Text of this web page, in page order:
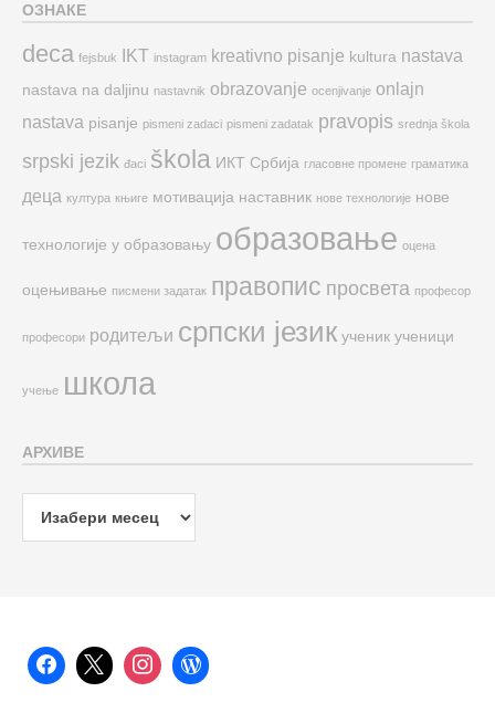
ОЗНАКЕ
deca fejsbuk IKT instagram kreativno pisanje kultura nastava
nastava na daljinu nastavnik obrazovanje ocenjivanje onlajn
nastava pisanje pismeni zadaci pismeni zadatak pravopis srednja škola
srpski jezik đaci škola ИКТ Србија гласовне промене граматика
деца култура књиге мотивација наставник нове технологије нове
технологије у образовању образовање оцена
оцењивање писмени задатак правопис просвета професор
професори родитељи српски језик ученик ученици
учење школа
АРХИВЕ
Архиве